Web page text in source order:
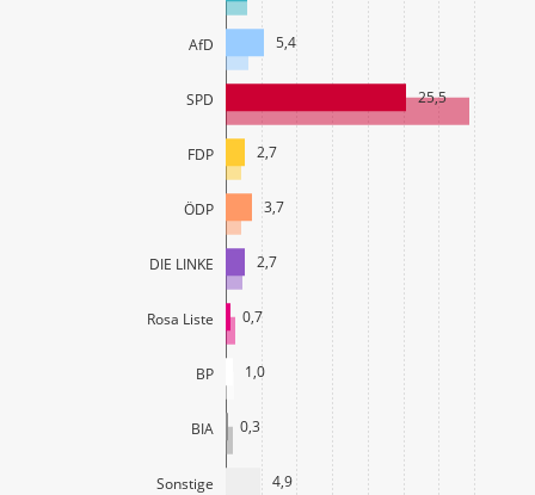
AfD
SPD
FDP
ÖDP
DIE LINKE
Rosa Liste
BP
BIA
Sonstige
5,4
25,5
2,7
3,7
2,7
0,7
1,0
0,3
4,9